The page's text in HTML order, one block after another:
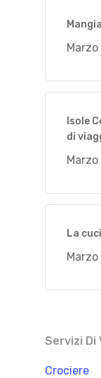
Isole
di
La
Marzo
Servizi Di
Crociere